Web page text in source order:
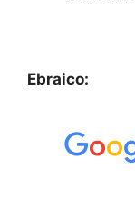
Ebraico: